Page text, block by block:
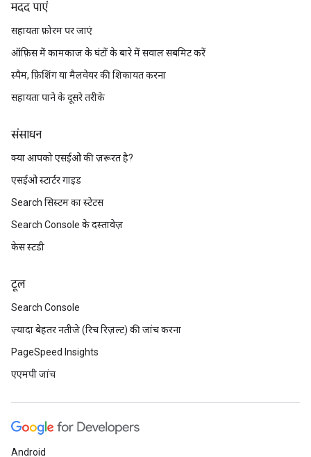
मदद पाएं
सहायता फ़ोरम पर जाएं
ऑफ़िस में कामकाज के घंटों के बारे में सवाल सबमिट करें
स्पैम, फ़िशिंग या मैलवेयर की शिकायत करना
सहायता पाने के दूसरे तरीके
संसाधन
क्या आपको एसईओ की ज़रूरत है?
एसईओ स्टार्टर गाइड
Search सिस्टम का स्टेटस
Search Console के दस्तावेज़
केस स्टडी
टूल
Search Console
ज़्यादा बेहतर नतीजे (रिच रिज़ल्ट) की जांच करना
PageSpeed Insights
एएमपी जांच
Android